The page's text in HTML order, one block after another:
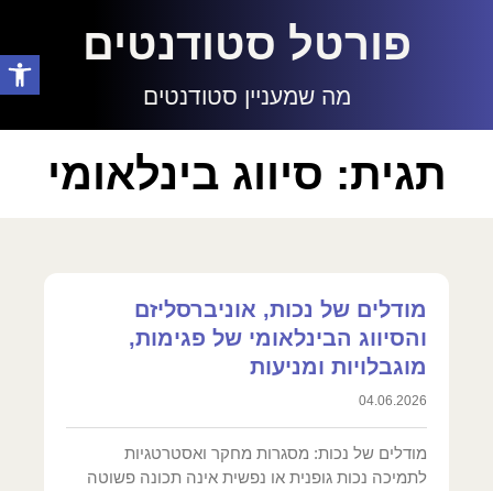
פתח
פורטל סטודנטים
מה שמעניין סטודנטים
תגית: סיווג בינלאומי
מודלים של נכות, אוניברסליזם
והסיווג הבינלאומי של פגימות,
מוגבלויות ומניעות
04.06.2026
מודלים של נכות: מסגרות מחקר ואסטרטגיות
לתמיכה נכות גופנית או נפשית אינה תכונה פשוטה